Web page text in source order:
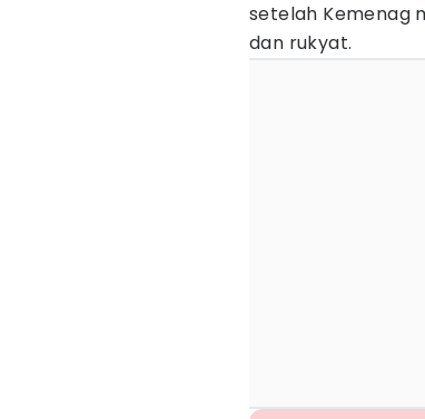
setelah Kemenag
dan rukyat.